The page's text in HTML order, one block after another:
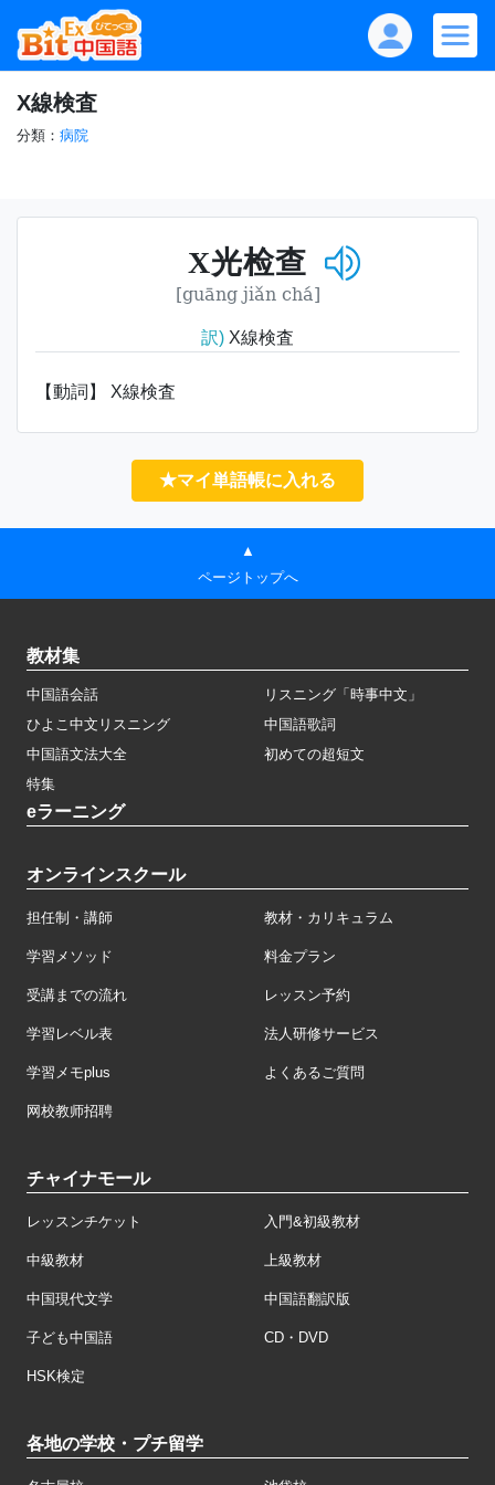
X線検査
分類： 病院
X光检查
[guāng jiǎn chá]
訳) X線検査
【動詞】 X線検査
★マイ単語帳に入れる
▲
ページトップへ
教材集
中国語会話
リスニング「時事中文」
ひよこ中文リスニング
中国語歌詞
中国語文法大全
初めての超短文
特集
eラーニング
オンラインスクール
担任制・講師 教材・カリキュラム
学習メソッド 料金プラン
受講までの流れ レッスン予約
学習レベル表 法人研修サービス
学習メモplus よくあるご質問
网校教师招聘
チャイナモール
レッスンチケット 入門&初級教材
中級教材 上級教材
中国現代文学 中国語翻訳版
子ども中国語 CD・DVD
HSK検定
各地の学校・プチ留学